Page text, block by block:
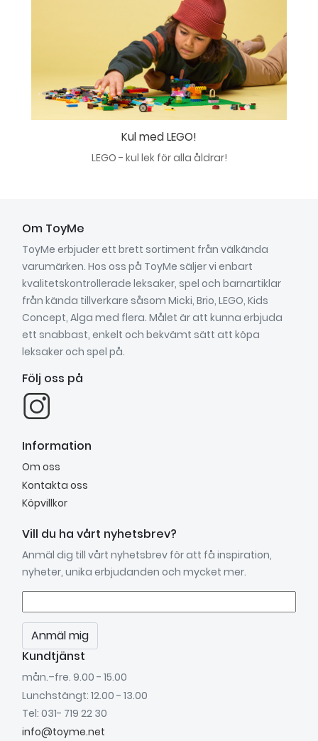
Kul med LEGO!
LEGO - kul lek för alla åldrar!
Om ToyMe
ToyMe erbjuder ett brett sortiment från välkända
varumärken. Hos oss på ToyMe säljer vi enbart
kvalitetskontrollerade leksaker, spel och barnartiklar
från kända tillverkare såsom Micki, Brio, LEGO, Kids
Concept, Alga med flera. Målet är att kunna erbjuda
ett snabbast, enkelt och bekvämt sätt att köpa
leksaker och spel på.
Följ oss på
Information
Om oss
Kontakta oss
Köpvillkor
Vill du ha vårt nyhetsbrev?
Anmäl dig till vårt nyhetsbrev för att få inspiration,
nyheter, unika erbjudanden och mycket mer.
Anmäl mig
Kundtjänst
mån.–fre. 9.00 - 15.00
Lunchstängt: 12.00 - 13.00
Tel: 031- 719 22 30
info@toyme.net